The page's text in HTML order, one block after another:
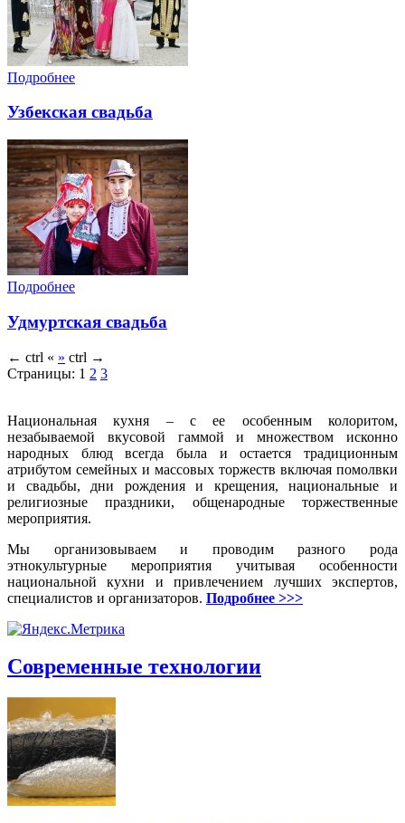
Подробнее
Узбекская свадьба
Подробнее
Удмуртская свадьба
← ctrl « » ctrl →
Страницы: 1 2 3
Национальная кухня – с ее особенным колоритом,
незабываемой вкусовой гаммой и множеством исконно
народных блюд всегда была и остается традиционным
атрибутом семейных и массовых торжеств включая помолвки
и свадьбы, дни рождения и крещения, национальные и
религиозные праздники, общенародные торжественные
мероприятия.
Мы организовываем и проводим разного рода
этнокультурные мероприятия учитывая особенности
национальной кухни и привлечением лучших экспертов,
специалистов и организаторов. Подробнее >>>
Современные технологии